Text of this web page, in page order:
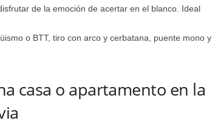
de la emoción de acertar en el blanco. Ideal
o BTT, tiro con arco y cerbatana, puente mono y
casa o apartamento en la